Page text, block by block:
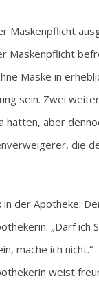
Maskenpflicht
Maskenpflicht
Maske in
sein. Zwei
hatten, aber
die
in der Apotheke:
„Darf ich
mache ich nicht.“
weist